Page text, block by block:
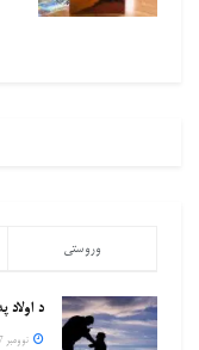
وروستی
د
نوومبر 7, 2024